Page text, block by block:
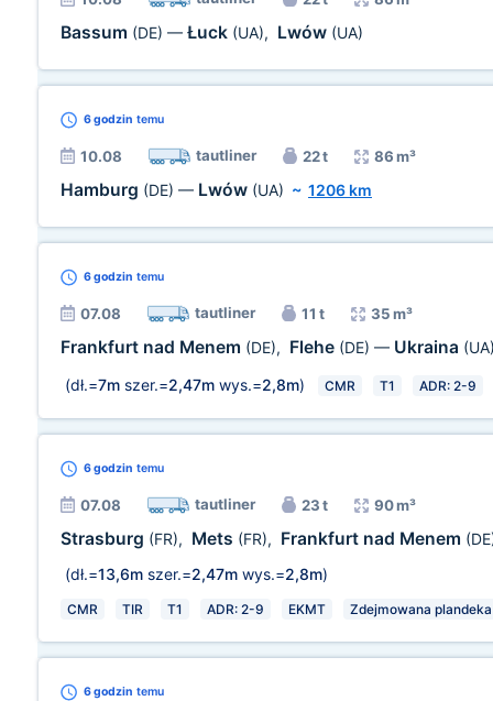
Bassum (DE) — Łuck (UA), Lwów (UA)
6 godzin temu
10.08 tautliner 22 t 86 m³
Hamburg (DE) — Lwów (UA) ~ 1206 km
6 godzin temu
07.08 tautliner 11 t 35 m³
Frankfurt nad Menem (DE), Flehe (DE) — Ukraina
(dł.=7m szer.=2,47m wys.=2,8m) CMR T1 ADR: 2-9
6 godzin temu
07.08 tautliner 23 t 90 m³
Strasburg (FR), Mets (FR), Frankfurt nad Menem
(dł.=13,6m szer.=2,47m wys.=2,8m)
CMR TIR T1 ADR: 2-9 EKMT Zdejmowana plandeka
6 godzin temu